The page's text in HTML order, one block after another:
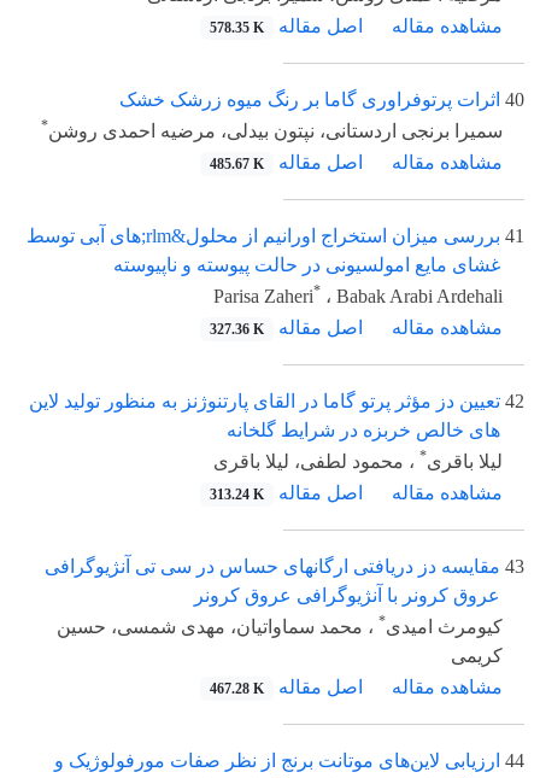
مشاهده مقاله
اصل مقاله 578.35 K
40 اثرات پرتوفراوری گاما بر رنگ میوه زرشک خشک
سمیرا برنجی اردستانی، نپتون بیدلی، مرضیه احمدی روشن*
مشاهده مقاله اصل مقاله 485.67 K
41
بررسی میزان استخراج اورانیم از محلول&rlm;های آبی توسط
غشای مایع امولسیونی در حالت پیوسته و ناپیوسته
Parisa Zaheri* ، Babak Arabi Ardehali
مشاهده مقاله
اصل مقاله 327.36 K
42 تعیین دز مؤثر پرتو گاما در القای پارتنوژنز به منظور تولید لاین
های خالص خربزه در شرایط گلخانه
لیلا باقری* ، محمود لطفی، لیلا باقری
مشاهده مقاله
اصل مقاله 313.24 K
43 مقایسه دز دریافتی ارگانهای حساس در سی تی آنژیوگرافی
عروق کرونر با آنژیوگرافی عروق کرونر
کیومرث امیدی* ، محمد سماواتیان، مهدی شمسی، حسین
کریمی
مشاهده مقاله
اصل مقاله 467.28 K
44 ارزیابی لاین‌های موتانت برنج از نظر صفات مورفولوژیک و